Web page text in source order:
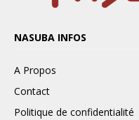
NASUBA INFOS
A Propos
Contact
Politique de confidentialité